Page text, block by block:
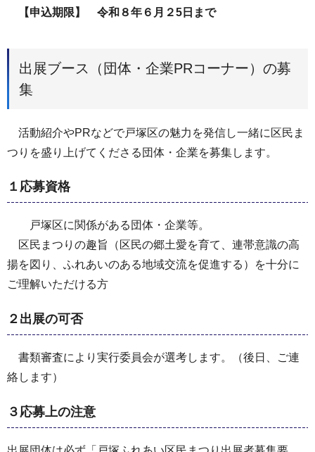
【申込期限】 令和８年６月２5日まで
出展ブース（団体・企業PRコーナー）の募
集
活動紹介やPRなどで戸塚区の魅力を発信し一緒に区民ま
つりを盛り上げてくださる団体・企業を募集します。
１応募資格
戸塚区に関係がある団体・企業等。
区民まつりの趣旨（区民の郷土愛を育て、連帯意識の高
揚を図り、ふれあいのある地域交流を促進する）を十分に
ご理解いただける方
２出展の可否
書類審査により実行委員会が選考します。（後日、ご連
絡します）
３応募上の注意